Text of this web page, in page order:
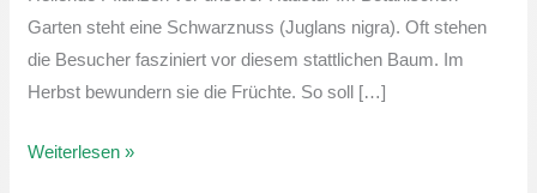
Garten steht eine Schwarznuss (Juglans nigra). Oft stehen
die Besucher fasziniert vor diesem stattlichen Baum. Im
Herbst bewundern sie die Früchte. So soll […]
Weiterlesen »